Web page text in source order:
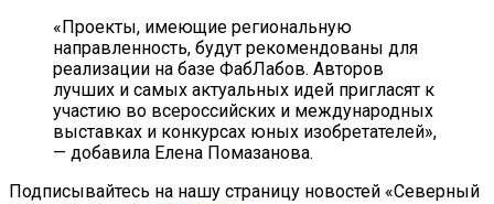
«Проекты, имеющие региональную
направленность, будут рекомендованы для
реализации на базе ФабЛабов. Авторов
лучших и самых актуальных идей пригласят к
участию во всероссийских и международных
выставках и конкурсах юных изобретателей»,
— добавила Елена Помазанова.
Подписывайтесь на нашу страницу новостей «Северный